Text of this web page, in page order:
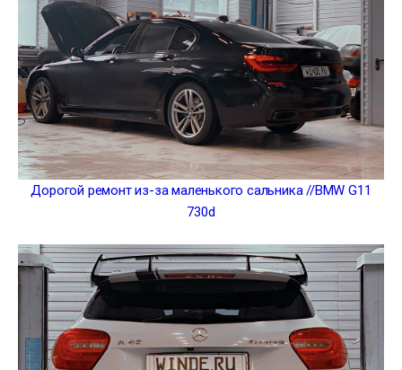
Дорогой ремонт из-за маленького сальника //BMW G11
730d